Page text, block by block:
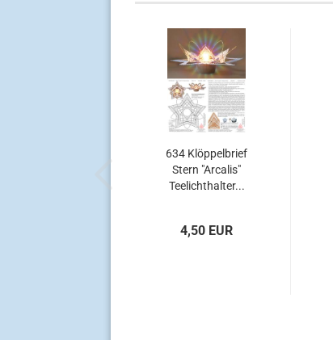
634 Klöppelbrief
Stern "Arcalis"
Teelichthalter...
4,50 EUR